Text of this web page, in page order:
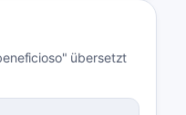
übersetzt